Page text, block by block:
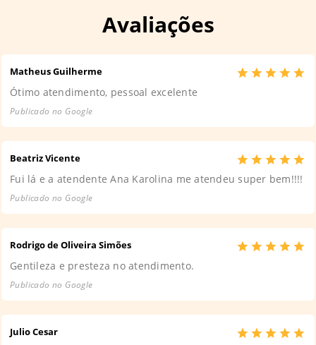
Avaliações
Matheus Guilherme
Ótimo atendimento, pessoal excelente
Publicado no Google
Beatriz Vicente
Fui lá e a atendente Ana Karolina me atendeu super bem!!!!
Publicado no Google
Rodrigo de Oliveira Simões
Gentileza e presteza no atendimento.
Publicado no Google
Julio Cesar